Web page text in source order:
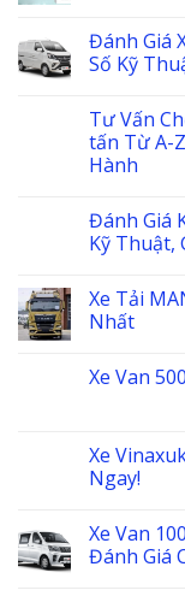
Đánh Giá
Số Kỹ
Tư Vấn
tấn Từ A-
Hành
Đánh Giá
Kỹ Thuật,
Xe Tải
Nhất
Xe Van
Xe
Ngay!
Xe Van
Đánh Giá